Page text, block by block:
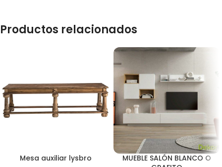
Productos relacionados
Mesa auxiliar lysbro
MUEBLE SALÓN BLANCO O